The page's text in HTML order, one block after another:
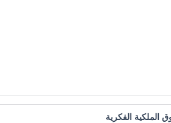
الملكية الفكرية